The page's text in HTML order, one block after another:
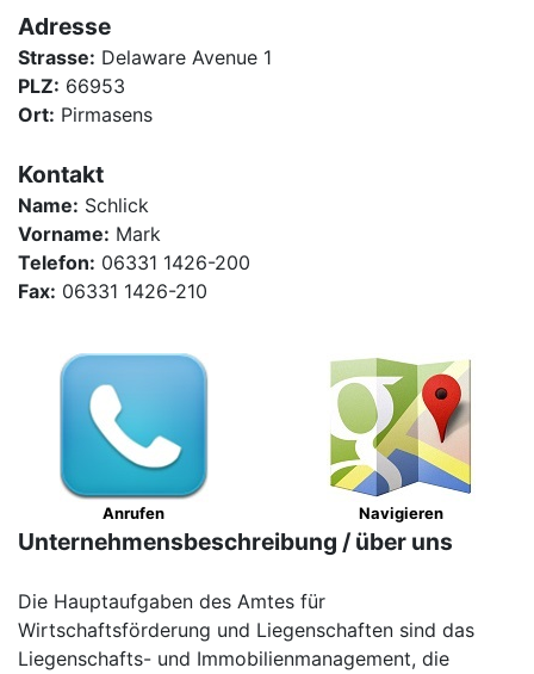
Adresse
Strasse: Delaware Avenue 1
PLZ: 66953
Ort: Pirmasens
Kontakt
Name: Schlick
Vorname: Mark
Telefon: 06331 1426-200
Fax: 06331 1426-210
Anrufen Navigieren
Unternehmensbeschreibung / über uns
Die Hauptaufgaben des Amtes für
Wirtschaftsförderung und Liegenschaften sind das
Liegenschafts- und Immobilienmanagement, die